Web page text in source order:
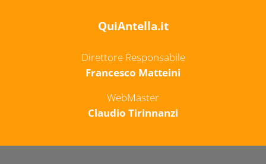
QuiAntella.it
Direttore Responsabile
Francesco Matteini
WebMaster
Claudio Tirinnanzi